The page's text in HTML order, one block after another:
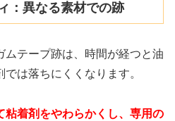
：異なる素材での跡
ムテープ跡は、時間が経つと油
は落ちにくくなります。
粘着剤をやわらかくし、専用の